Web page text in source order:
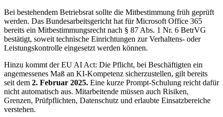
Bei bestehendem Betriebsrat sollte die Mitbestimmung früh geprüft
werden. Das Bundesarbeitsgericht hat für Microsoft Office 365
bereits ein Mitbestimmungsrecht nach § 87 Abs. 1 Nr. 6 BetrVG
bestätigt, soweit technische Einrichtungen zur Verhaltens- oder
Leistungskontrolle eingesetzt werden können.
Hinzu kommt der EU AI Act: Die Pflicht, bei Beschäftigten ein
angemessenes Maß an KI-Kompetenz sicherzustellen, gilt bereits
seit dem 2. Februar 2025. Eine kurze Prompt-Schulung reicht dafür
nicht automatisch aus. Mitarbeitende müssen auch Risiken,
Grenzen, Prüfpflichten, Datenschutz und erlaubte Einsatzbereiche
verstehen.